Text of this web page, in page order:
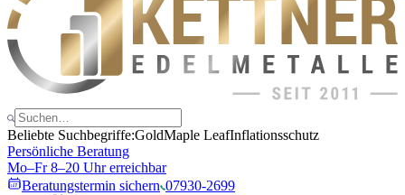
Beliebte Suchbegriffe:GoldMaple LeafInflationsschutz
Persönliche Beratung
Mo–Fr 8–20 Uhr erreichbar
Beratungstermin sichern 07930-2699